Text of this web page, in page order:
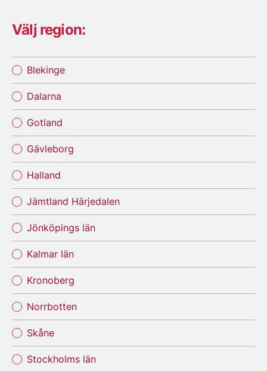
Välj region:
Blekinge
Dalarna
Gotland
Gävleborg
Halland
Jämtland Härjedalen
Jönköpings län
Kalmar län
Kronoberg
Norrbotten
Skåne
Stockholms län